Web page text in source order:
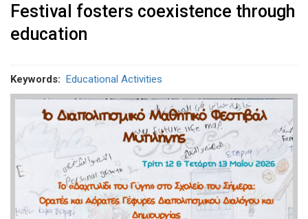
Festival fosters coexistence through
education
Keywords Educational Activities